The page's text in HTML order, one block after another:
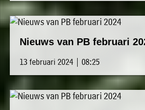
Nieuws van PB februari
13 februari 2024 | 08:25